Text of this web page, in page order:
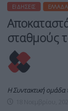
ΕΙΔΉΣΕΙΣ ΕΛΛΆΔΑ
σταθμούς
Η Συντακτική ομάδα